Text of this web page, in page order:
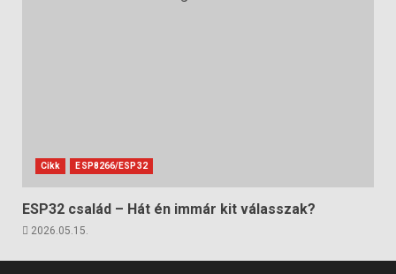
Cikk ESP8266/ESP32
ESP32 család – Hát én immár kit válasszak?
2026.05.15.